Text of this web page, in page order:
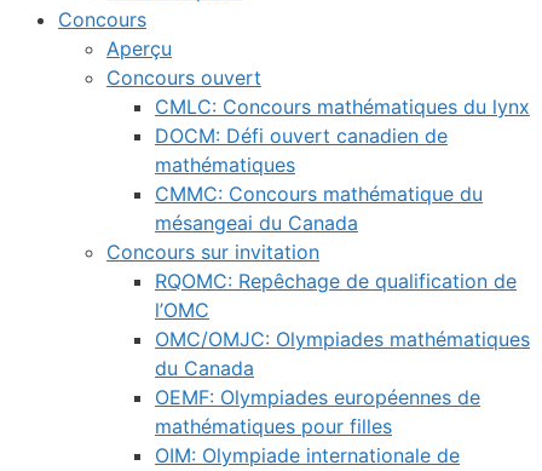
Concours
Aperçu
Concours ouvert
CMLC: Concours mathématiques du lynx
DOCM: Défi ouvert canadien de
mathématiques
CMMC: Concours mathématique du
mésangeai du Canada
Concours sur invitation
RQOMC: Repêchage de qualification de
l’OMC
OMC/OMJC: Olympiades mathématiques
du Canada
OEMF: Olympiades européennes de
mathématiques pour filles
OIM: Olympiade internationale de